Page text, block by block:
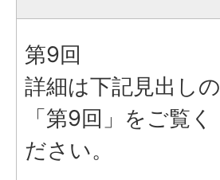
第9回
詳細は下記見出しの
「第9回」をご覧く
ださい。